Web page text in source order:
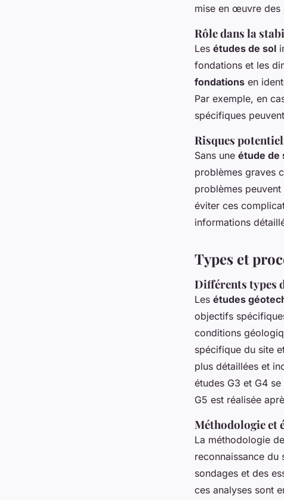
mise en œuvre des
Rôle dans la
Les études de sol
fondations et les
fondations en
Par exemple, en
spécifiques
Risques
Sans une étude de
problèmes graves
problèmes
éviter ces
informations
Types et
Différents types
Les études
objectifs
conditions
spécifique du site
plus détaillées et
études G3 et G4
G5 est réalisée
Méthodologie et
La méthodologie
reconnaissance du
sondages et des
ces analyses sont